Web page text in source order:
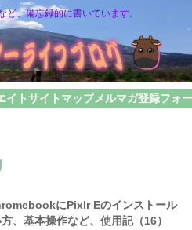
ど、備忘録的に書いています。
イトサイトマップメルマガ登録フォ
にPixlr Eのインストール
、基本操作など、使用記（16）